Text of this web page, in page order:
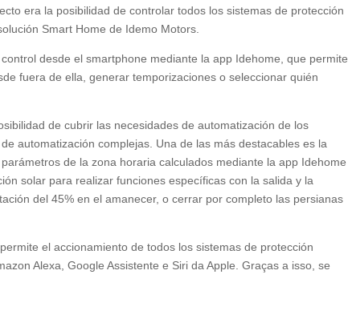
era la posibilidad de controlar todos los sistemas de protección
Smart Home de Idemo Motors
desde el smartphone mediante la app Idehome ,que permite
fuera de ella ,generar temporizaciones o seleccionar quién
de cubrir las necesidades de automatización de los
automatización complejas Una de las más destacables es la
de la zona horaria calculados mediante la app Idehome
solar para realizar funciones específicas con la salida y la
del 45%en el amanecer,o cerrar por completo las persianas
el accionamiento de todos los sistemas de protección
Alexa , Google Assistente e Siri da Apple. Graças a isso,se